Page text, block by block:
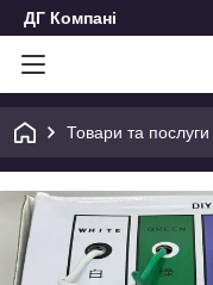
ДГ Компані
Товари та послуги